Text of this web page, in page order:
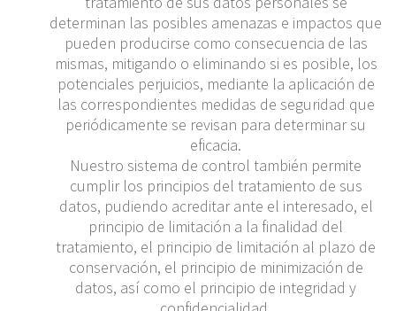
determinan las posibles amenazas e impactos que
pueden producirse como consecuencia de las
mismas, mitigando o eliminando si es posible, los
potenciales perjuicios, mediante la aplicación de
las correspondientes medidas de seguridad que
periódicamente se revisan para determinar su
eficacia.
Nuestro sistema de control también permite
cumplir los principios del tratamiento de sus
datos, pudiendo acreditar ante el interesado, el
principio de limitación a la finalidad del
tratamiento, el principio de limitación al plazo de
conservación, el principio de minimización de
datos, así como el principio de integridad y